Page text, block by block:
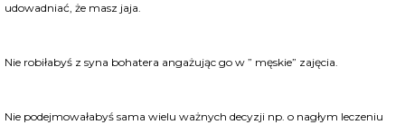
udowadniać, że masz jaja.
Nie robiłabyś z syna bohatera angażując go w ” męskie” zajęcia.
Nie podejmowałabyś sama wielu ważnych decyzji np. o nagłym leczeniu